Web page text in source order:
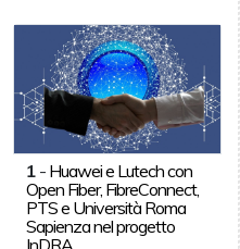
1 - Huawei e Lutech con
Open Fiber, FibreConnect,
PTS e Università Roma
Sapienza nel progetto
InDRA